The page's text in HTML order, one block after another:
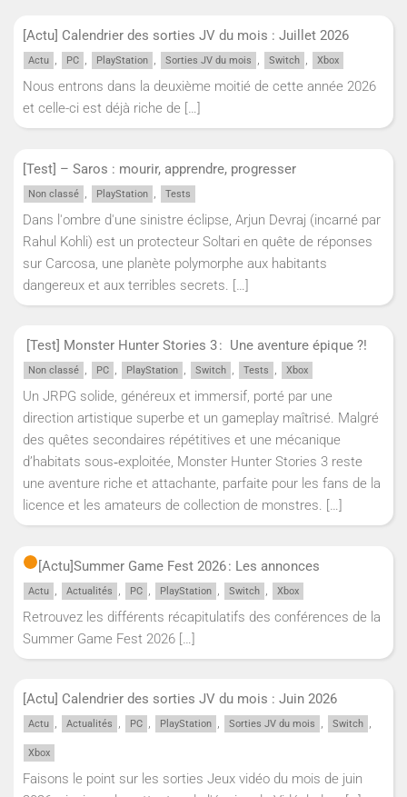
[Actu] Calendrier des sorties JV du mois : Juillet 2026
Actu , PC , PlayStation , Sorties JV du mois , Switch , Xbox
Nous entrons dans la deuxième moitié de cette année 2026
et celle-ci est déjà riche de […]
[Test] – Saros : mourir, apprendre, progresser
Non classé , PlayStation , Tests
Dans l'ombre d'une sinistre éclipse, Arjun Devraj (incarné par
Rahul Kohli) est un protecteur Soltari en quête de réponses
sur Carcosa, une planète polymorphe aux habitants
dangereux et aux terribles secrets. […]
[Test] Monster Hunter Stories 3 : Une aventure épique ?!
Non classé , PC , PlayStation , Switch , Tests , Xbox
Un JRPG solide, généreux et immersif, porté par une
direction artistique superbe et un gameplay maîtrisé. Malgré
des quêtes secondaires répétitives et une mécanique
d’habitats sous‑exploitée, Monster Hunter Stories 3 reste
une aventure riche et attachante, parfaite pour les fans de la
licence et les amateurs de collection de monstres. […]
[Actu]Summer Game Fest 2026 : Les annonces
Actu , Actualités , PC , PlayStation , Switch , Xbox
Retrouvez les différents récapitulatifs des conférences de la
Summer Game Fest 2026 […]
[Actu] Calendrier des sorties JV du mois : Juin 2026
Actu , Actualités , PC , PlayStation , Sorties JV du mois , Switch ,
Xbox
Faisons le point sur les sorties Jeux vidéo du mois de juin